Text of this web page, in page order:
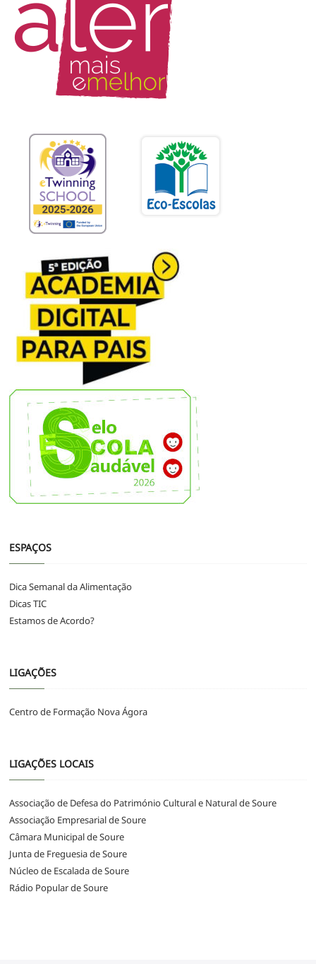
ESPAÇOS
Dica Semanal da Alimentação
Dicas TIC
Estamos de Acordo?
LIGAÇÕES
Centro de Formação Nova Ágora
LIGAÇÕES LOCAIS
Associação de Defesa do Património Cultural e Natural de Soure
Associação Empresarial de Soure
Câmara Municipal de Soure
Junta de Freguesia de Soure
Núcleo de Escalada de Soure
Rádio Popular de Soure